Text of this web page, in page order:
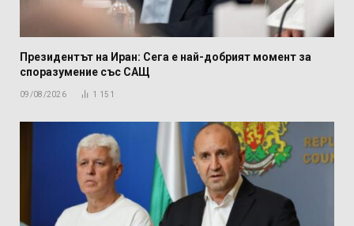
Президентът на Иран: Сега е най-добрият момент за
споразумение със САЩ
09/08/2026 1 151